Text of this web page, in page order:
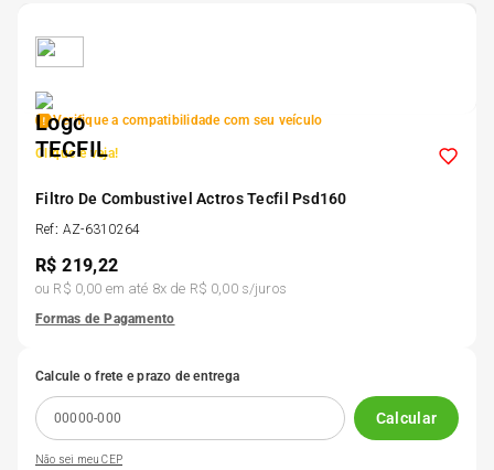
Verifique a compatibilidade com seu veículo
Clique e veja!
Filtro De Combustivel Actros Tecfil Psd160
Ref: AZ-6310264
R$219,22
ou R$ 0,00 em até 8x de R$ 0,00s/juros
Formas de Pagamento
Calcule o frete e prazo de entrega
Calcular
Não sei meu CEP
5º
7
8º 185 60r15
9º 195 55r15